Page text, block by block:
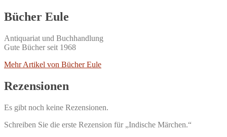
Bücher Eule
Antiquariat und Buchhandlung
Gute Bücher seit 1968
Mehr Artikel von Bücher Eule
Rezensionen
Es gibt noch keine Rezensionen.
Schreiben Sie die erste Rezension für „Indische Märchen.“